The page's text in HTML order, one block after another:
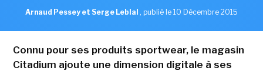
Arnaud Pessey et Serge Leblal , publié le 10 Décembre 2015
Connu pour ses produits sportwear, le magasin
Citadium ajoute une dimension digitale à ses